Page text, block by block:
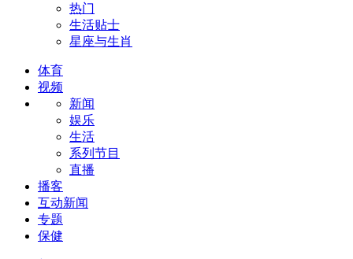
热门
生活贴士
星座与生肖
体育
视频
新闻
娱乐
生活
系列节目
直播
播客
互动新闻
专题
保健